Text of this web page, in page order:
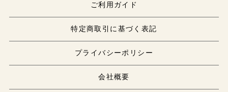
ご利用ガイド
特定商取引に基づく表記
プライバシーポリシー
会社概要